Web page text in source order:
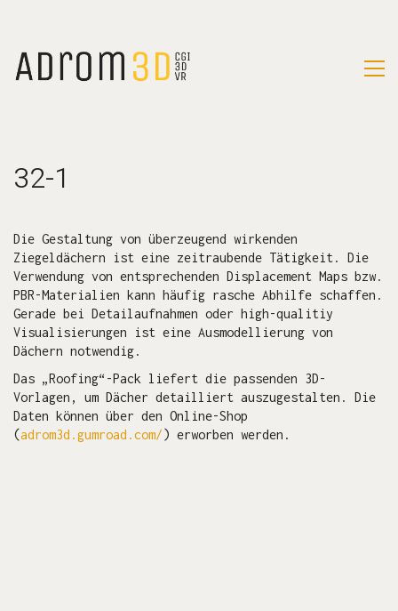
32-1
Die Gestaltung von überzeugend wirkenden
Ziegeldächern ist eine zeitraubende Tätigkeit. Die
Verwendung von entsprechenden Displacement Maps bzw.
PBR-Materialien kann häufig rasche Abhilfe schaffen.
Gerade bei Detailaufnahmen oder high-qualitiy
Visualisierungen ist eine Ausmodellierung von
Dächern notwendig.
Das „Roofing“-Pack liefert die passenden 3D-
Vorlagen, um Dächer detailliert auszugestalten. Die
Daten können über den Online-Shop
(adrom3d.gumroad.com/) erworben werden.